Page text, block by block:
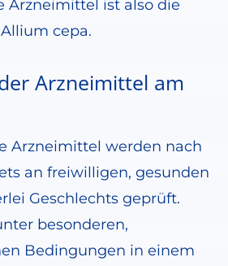
Arzneimittel ist also die
cepa.
Arzneimittel am
Arzneimittel werden nach
an freiwilligen, gesunden
Geschlechts geprüft.
besonderen,
Bedingungen in einem